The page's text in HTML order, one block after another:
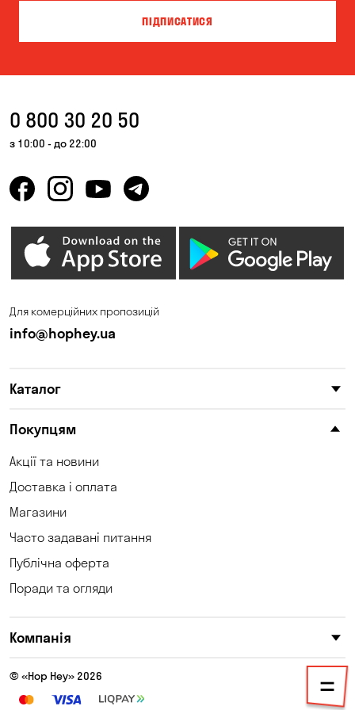
ПІДПИСАТИСЯ
0 800 30 20 50
з 10:00 - до 22:00
Для комерційних пропозицій
info@hophey.ua
Каталог
Покупцям
Акції та новини
Доставка і оплата
Магазини
Часто задавані питання
Публічна оферта
Поради та огляди
Компанія
© «Hop Hey» 2026